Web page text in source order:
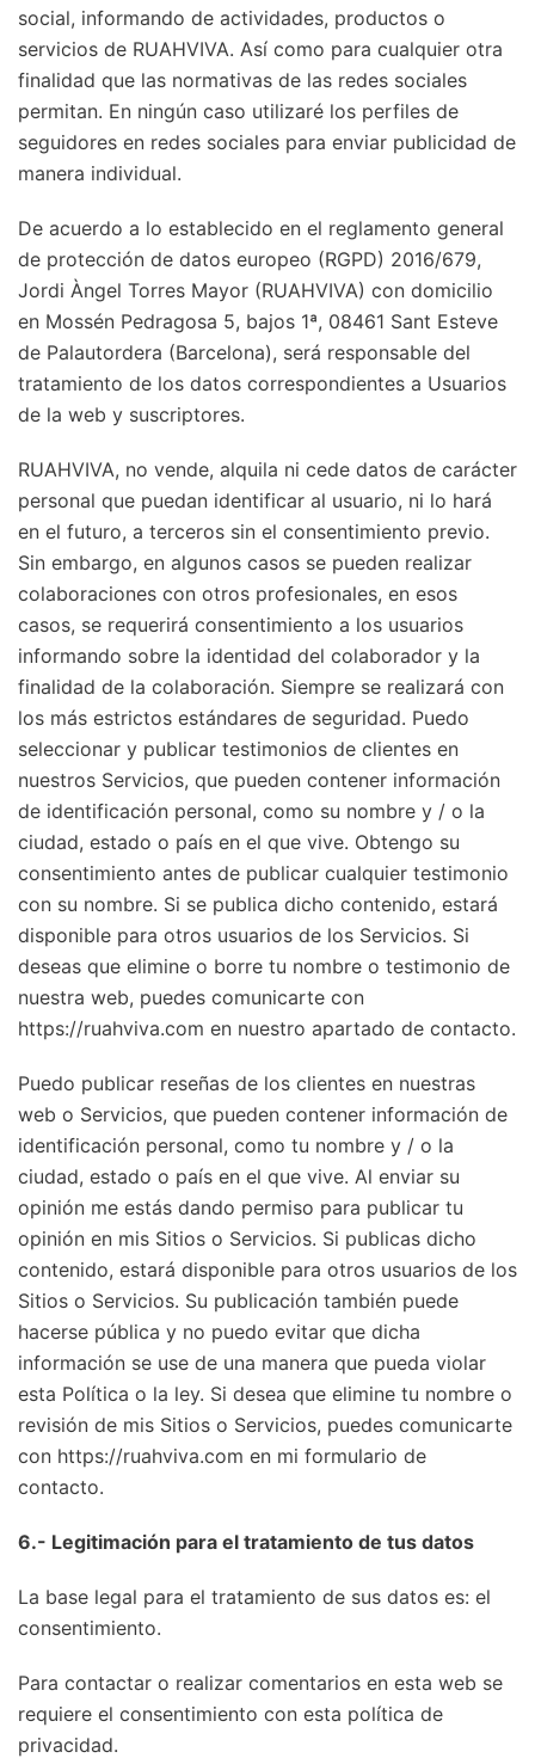
social, informando de actividades, productos o
servicios de RUAHVIVA. Así como para cualquier otra
finalidad que las normativas de las redes sociales
permitan. En ningún caso utilizaré los perfiles de
seguidores en redes sociales para enviar publicidad de
manera individual.
De acuerdo a lo establecido en el reglamento general
de protección de datos europeo (RGPD) 2016/679,
Jordi Àngel Torres Mayor (RUAHVIVA) con domicilio
en Mossén Pedragosa 5, bajos 1ª, 08461 Sant Esteve
de Palautordera (Barcelona), será responsable del
tratamiento de los datos correspondientes a Usuarios
de la web y suscriptores.
RUAHVIVA, no vende, alquila ni cede datos de carácter
personal que puedan identificar al usuario, ni lo hará
en el futuro, a terceros sin el consentimiento previo.
Sin embargo, en algunos casos se pueden realizar
colaboraciones con otros profesionales, en esos
casos, se requerirá consentimiento a los usuarios
informando sobre la identidad del colaborador y la
finalidad de la colaboración. Siempre se realizará con
los más estrictos estándares de seguridad. Puedo
seleccionar y publicar testimonios de clientes en
nuestros Servicios, que pueden contener información
de identificación personal, como su nombre y / o la
ciudad, estado o país en el que vive. Obtengo su
consentimiento antes de publicar cualquier testimonio
con su nombre. Si se publica dicho contenido, estará
disponible para otros usuarios de los Servicios. Si
deseas que elimine o borre tu nombre o testimonio de
nuestra web, puedes comunicarte con
https://ruahviva.com en nuestro apartado de contacto.
Puedo publicar reseñas de los clientes en nuestras
web o Servicios, que pueden contener información de
identificación personal, como tu nombre y / o la
ciudad, estado o país en el que vive. Al enviar su
opinión me estás dando permiso para publicar tu
opinión en mis Sitios o Servicios. Si publicas dicho
contenido, estará disponible para otros usuarios de los
Sitios o Servicios. Su publicación también puede
hacerse pública y no puedo evitar que dicha
información se use de una manera que pueda violar
esta Política o la ley. Si desea que elimine tu nombre o
revisión de mis Sitios o Servicios, puedes comunicarte
con https://ruahviva.com en mi formulario de
contacto.
6.- Legitimación para el tratamiento de tus datos
La base legal para el tratamiento de sus datos es: el
consentimiento.
Para contactar o realizar comentarios en esta web se
requiere el consentimiento con esta política de
privacidad.